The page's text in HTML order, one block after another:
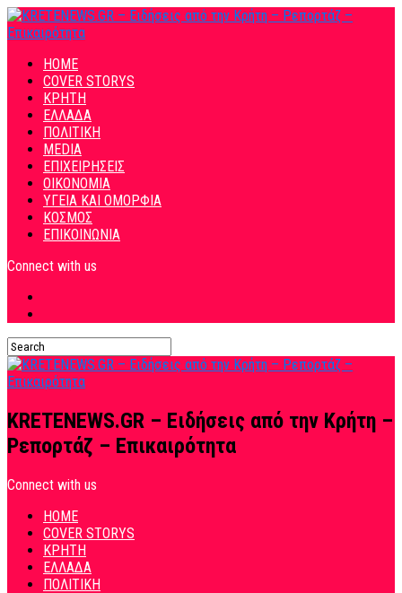
HOME
COVER STORYS
ΚΡΗΤΗ
ΕΛΛΑΔΑ
ΠΟΛΙΤΙΚΗ
MEDIA
ΕΠΙΧΕΙΡΗΣΕΙΣ
ΟΙΚΟΝΟΜΙΑ
ΥΓΕΙΑ ΚΑΙ ΟΜΟΡΦΙΑ
ΚΟΣΜΟΣ
ΕΠΙΚΟΙΝΩΝΙΑ
Connect with us
KRETENEWS.GR – Ειδήσεις από την Κρήτη –
Ρεπορτάζ – Επικαιρότητα
Connect with us
HOME
COVER STORYS
ΚΡΗΤΗ
ΕΛΛΑΔΑ
ΠΟΛΙΤΙΚΗ